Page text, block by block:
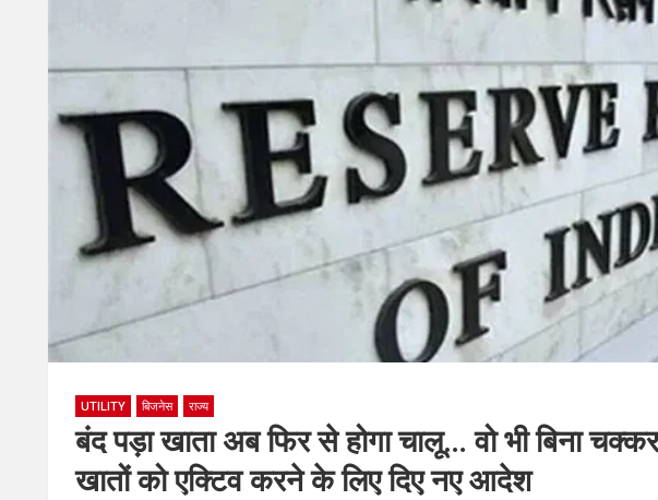
UTILITY बिजनेस राज्य
बंद पड़ा खाता अब फिर से होगा चालू… वो भी बिना
खातों को एक्टिव करने के लिए दिए नए आदेश